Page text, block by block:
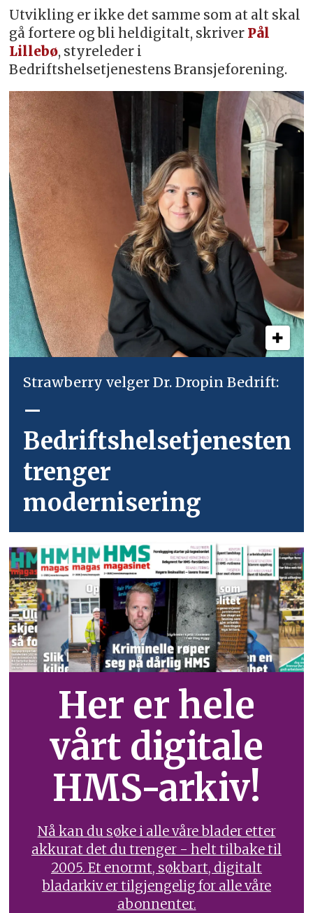
Utvikling er ikke det samme som at alt skal
gå fortere og bli heldigitalt, skriver Pål
Lillebø, styreleder i
Bedriftshelsetjenestens Bransjeforening.
Strawberry velger Dr. Dropin Bedrift:
–
Bedriftshelsetjenesten
trenger
modernisering
Her er hele
vårt digitale
HMS-arkiv!
Nå kan du søke i alle våre blader etter
akkurat det du trenger - helt tilbake til
2005. Et enormt, søkbart, digitalt
bladarkiv er tilgjengelig for alle våre
abonnenter.